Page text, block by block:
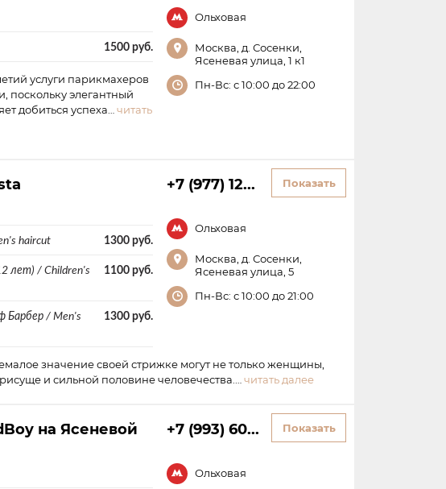
1500 руб.
услуги парикмахеров
поскольку элегантный
добиться успеха… читать
Ольховая
Москва, д. Сосенки,
Ясеневая улица, 1 к1
Пн-Вс: с 10:00 до 22:00
+7 (977) 12... Показать
haircut 1300 руб.
лет) / Children's
1100 руб.
/ Men's
1300 руб.
Ольховая
Москва, д. Сосенки,
Ясеневая улица, 5
Пн-Вс: с 10:00 до 21:00
значение своей стрижке могут не только женщины,
и сильной половине человечества.… читать далее
на Ясеневой
+7 (993) 60... Показать
Ольховая